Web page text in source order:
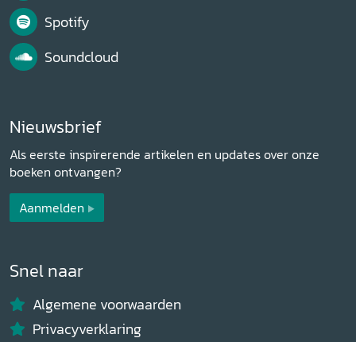
Spotify
Soundcloud
Nieuwsbrief
Als eerste inspirerende artikelen en updates over onze
boeken ontvangen?
Aanmelden
Snel naar
Algemene voorwaarden
Privacyverklaring